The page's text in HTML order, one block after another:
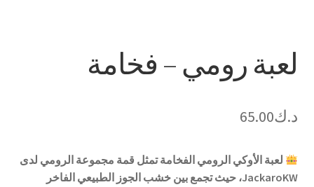
لعبة رومي – فخامة
د.ك65.00
لعبة الأوكي الرومي الفخامة تمثل قمة مجموعة الرومي لدى
JackaroKW، حيث تجمع بين خشب الجوز الطبيعي الفاخر